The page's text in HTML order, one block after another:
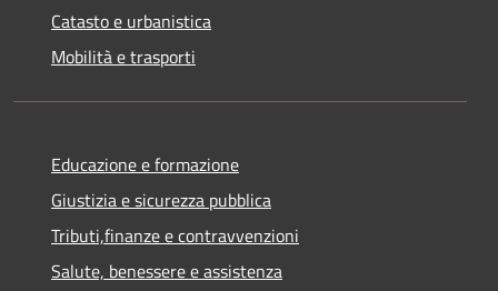
Catasto e urbanistica
Mobilità e trasporti
Educazione e formazione
Giustizia e sicurezza pubblica
Tributi,finanze e contravvenzioni
Salute, benessere e assistenza